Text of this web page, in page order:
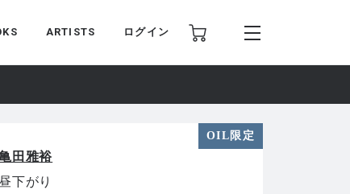
ARTISTS ログイン
OIL限定
田雅裕
下がり